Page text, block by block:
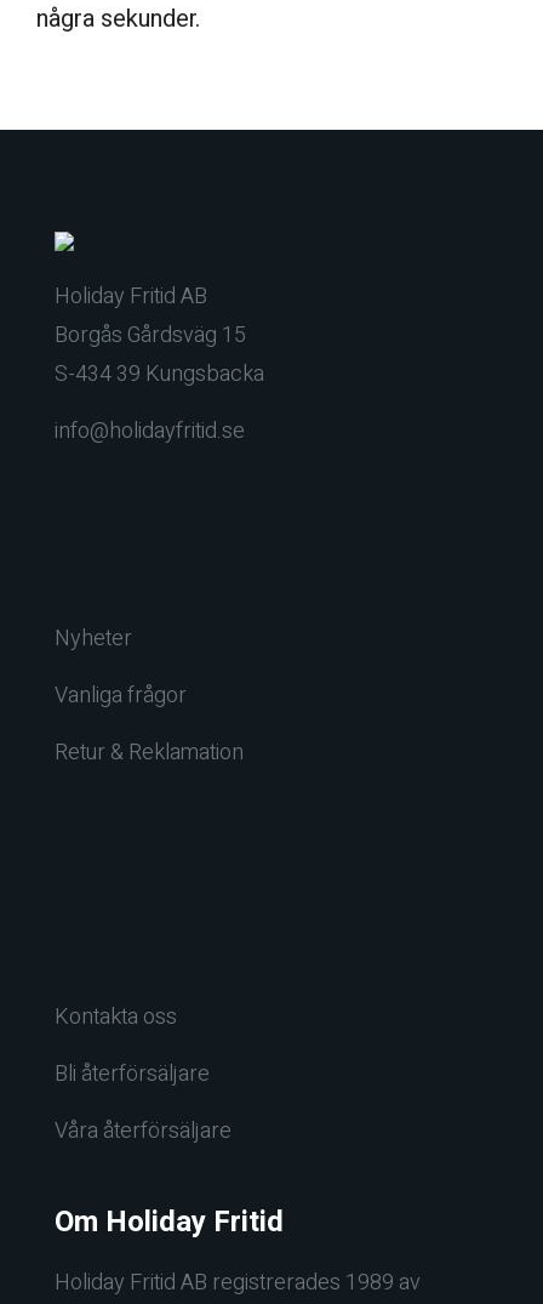
några sekunder.
Holiday Fritid AB
Borgås Gårdsväg 15
S-434 39 Kungsbacka
info@holidayfritid.se
Nyheter
Vanliga frågor
Retur & Reklamation
Kontakta oss
Bli återförsäljare
Våra återförsäljare
Om Holiday Fritid
Holiday Fritid AB registrerades 1989 av